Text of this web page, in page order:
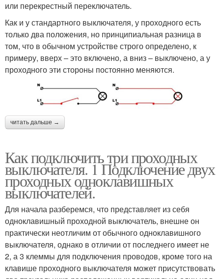
или перекрестный переключатель.
Как и у стандартного выключателя, у проходного есть
только два положения, но принципиальная разница в
том, что в обычном устройстве строго определено, к
примеру, вверх – это включено, а вниз – выключено, а у
проходного эти стороны постоянно меняются.
читать дальше →
Как подключить три проходных
выключателя. 1 Подключение двух
проходных одноклавишных
выключателей.
Для начала разберемся, что представляет из себя
одноклавишный проходной выключатель, внешне он
практически неотличим от обычного одноклавишного
выключателя, однако в отличии от последнего имеет не
2, а 3 клеммы для подключения проводов, кроме того на
клавише проходного выключателя может присутствовать